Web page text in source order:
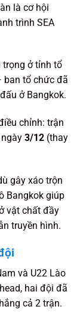
là cơ hội
trình SEA
trọng ở tỉnh tổ
tổ chức đã
ở Bangkok.
chỉnh: trận
3/12(thay
gây xáo trộn
Bangkok giúp
vật chất đầy
truyền hình.
và U22 Lào
hai đội đã
cả 2 trận.